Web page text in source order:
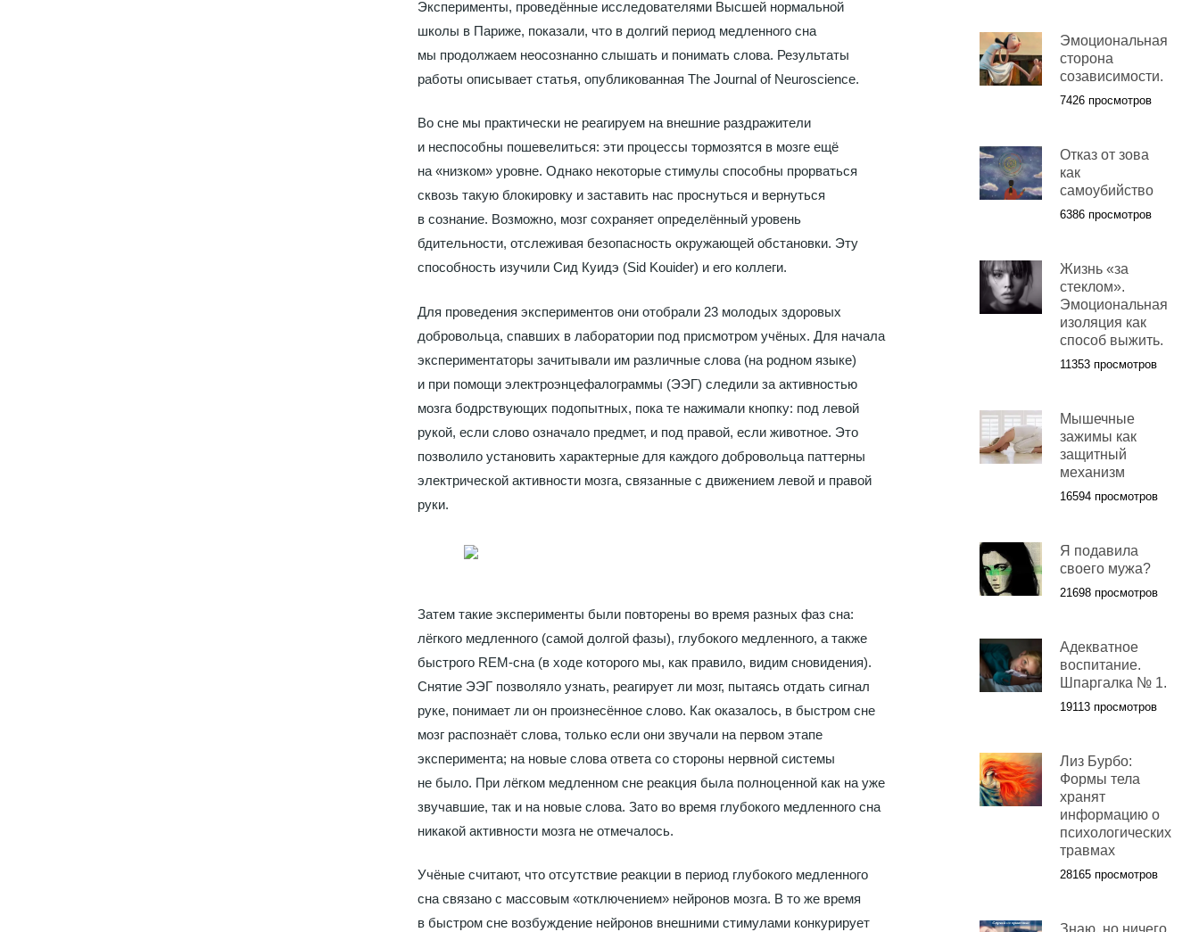
Эксперименты, проведённые исследователями Высшей нормальной
школы в Париже, показали, что в долгий период медленного сна
мы продолжаем неосознанно слышать и понимать слова. Результаты
работы описывает статья, опубликованная The Journal of Neuroscience.
Во сне мы практически не реагируем на внешние раздражители
и неспособны пошевелиться: эти процессы тормозятся в мозге ещё
на «низком» уровне. Однако некоторые стимулы способны прорваться
сквозь такую блокировку и заставить нас проснуться и вернуться
в сознание. Возможно, мозг сохраняет определённый уровень
бдительности, отслеживая безопасность окружающей обстановки. Эту
способность изучили Сид Куидэ (Sid Kouider) и его коллеги.
Для проведения экспериментов они отобрали 23 молодых здоровых
добровольца, спавших в лаборатории под присмотром учёных. Для начала
экспериментаторы зачитывали им различные слова (на родном языке)
и при помощи электроэнцефалограммы (ЭЭГ) следили за активностью
мозга бодрствующих подопытных, пока те нажимали кнопку: под левой
рукой, если слово означало предмет, и под правой, если животное. Это
позволило установить характерные для каждого добровольца паттерны
электрической активности мозга, связанные с движением левой и правой
руки.
Затем такие эксперименты были повторены во время разных фаз сна:
лёгкого медленного (самой долгой фазы), глубокого медленного, а также
быстрого REM-сна (в ходе которого мы, как правило, видим сновидения).
Снятие ЭЭГ позволяло узнать, реагирует ли мозг, пытаясь отдать сигнал
руке, понимает ли он произнесённое слово. Как оказалось, в быстром сне
мозг распознаёт слова, только если они звучали на первом этапе
эксперимента; на новые слова ответа со стороны нервной системы
не было. При лёгком медленном сне реакция была полноценной как на уже
звучавшие, так и на новые слова. Зато во время глубокого медленного сна
никакой активности мозга не отмечалось.
Учёные считают, что отсутствие реакции в период глубокого медленного
сна связано с массовым «отключением» нейронов мозга. В то же время
в быстром сне возбуждение нейронов внешними стимулами конкурирует
Эмоциональная
сторона
созависимости.
7426 просмотров
Отказ от зова
как
самоубийство
6386 просмотров
Жизнь «за
стеклом».
Эмоциональная
изоляция как
способ выжить.
11353 просмотров
Мышечные
зажимы как
защитный
механизм
16594 просмотров
Я подавила
своего мужа?
21698 просмотров
Адекватное
воспитание.
Шпаргалка № 1.
19113 просмотров
Лиз Бурбо:
Формы тела
хранят
информацию о
психологических
травмах
28165 просмотров